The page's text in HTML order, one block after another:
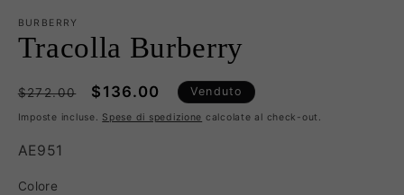
BURBERRY
Tracolla Burberry
Prezzo
di
$272.00
Prezzo
scontato
$136.00 Venduto
Imposte incluse. Spese di spedizione calcolate al check-out.
SKU:
AE951
Colore